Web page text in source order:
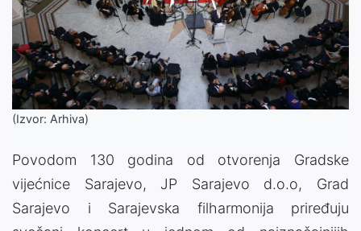
(Izvor: Arhiva)
Povodom 130 godina od otvorenja Gradske
vijećnice Sarajevo, JP Sarajevo d.o.o, Grad
Sarajevo i Sarajevska filharmonija priređuju